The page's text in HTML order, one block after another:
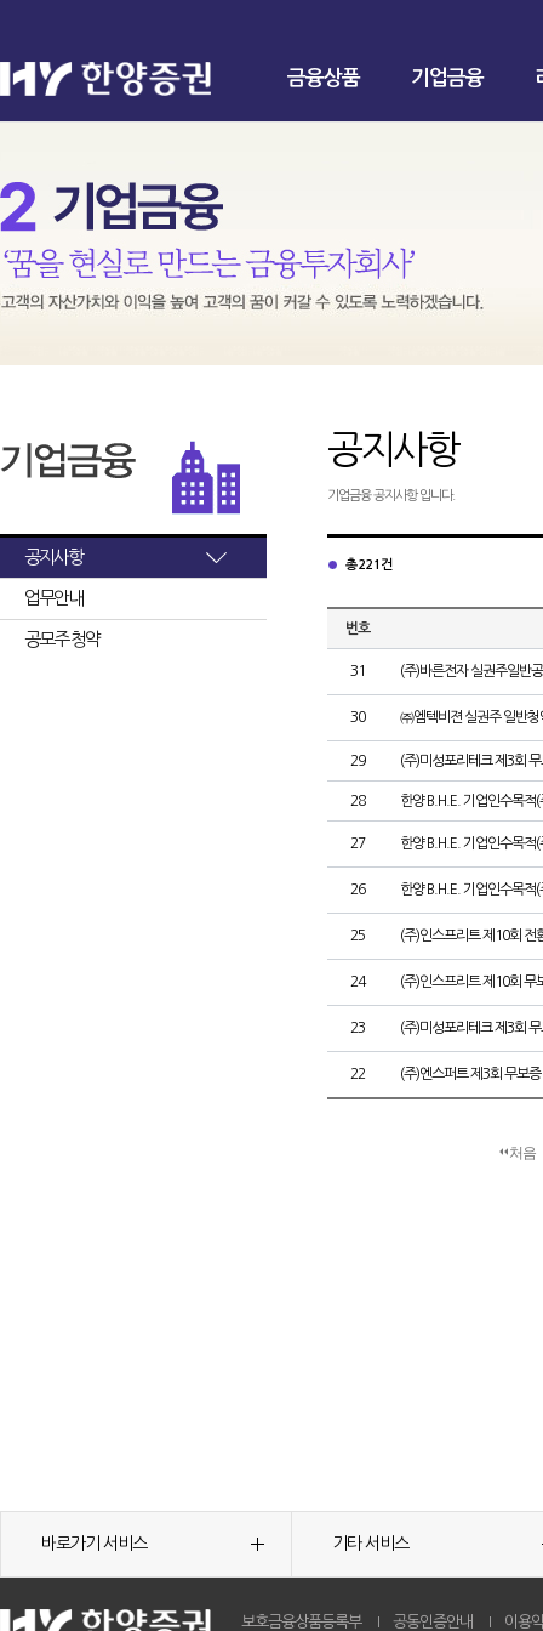
금융상품 기업금융
공지사항
업무안내
공모주 청약
공지사항
기업금융 공지사항 입니다.
총 221건
번호
31 (주)바른전자 실권주일반
30 ㈜엠텍비젼 실권주 일반청
29 (주)미성포리테크 제3회
28 한양 B.H.E. 기업인수목적
27 한양 B.H.E. 기업인수목
26 한양 B.H.E. 기업인수목적
25 (주)인스프리트 제10회 전
24 (주)인스프리트 제10회 무
23 (주)미성포리테크 제3회
22 (주)엔스퍼트 제3회 무보
처음
바로가기 서비스 기타 서비스
보호금융상품등록부 공동인증안내 이용